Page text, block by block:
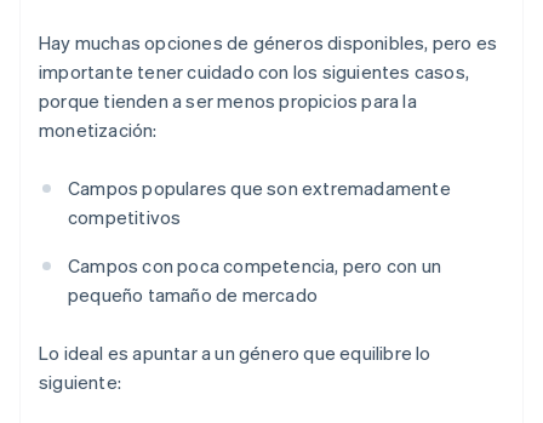
Hay muchas opciones de géneros disponibles, pero es
importante tener cuidado con los siguientes casos,
porque tienden a ser menos propicios para la
monetización:
Campos populares que son extremadamente
competitivos
Campos con poca competencia, pero con un
pequeño tamaño de mercado
Lo ideal es apuntar a un género que equilibre lo
siguiente: